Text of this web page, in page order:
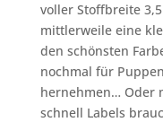
voller Stoffbreite
mittlerweile eine
den schönsten
nochmal für
hernehmen… Oder
schnell Labels